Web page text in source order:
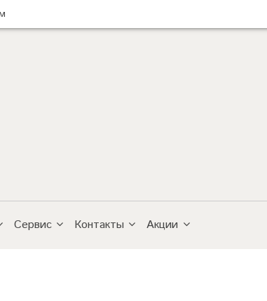
Сервис Контакты Акции